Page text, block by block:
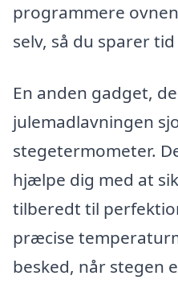
programmere
selv, så du sparer
En anden gadget,
julemadlavningen
stegetermometer.
hjælpe dig med at
tilberedt til
præcise
besked, når stegen